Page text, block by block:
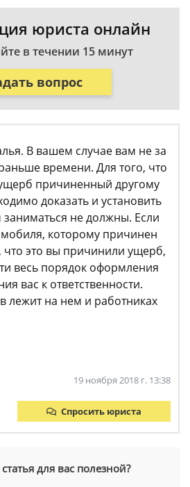
юриста онлайн
в течении 15 минут
вопрос
В вашем случае вам не за
времени. Для того, что
причиненный другому
доказать и установить
не должны. Если
которому причинен
что это вы причинили ущерб,
весь порядок оформления
вас к ответственности.
лежит на нем и работниках
19 ноября 2018 г. 13:38
Спросить юриста
для вас полезной?